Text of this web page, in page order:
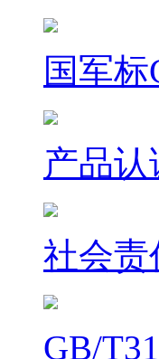
国军标
产品认
社会责
GB/